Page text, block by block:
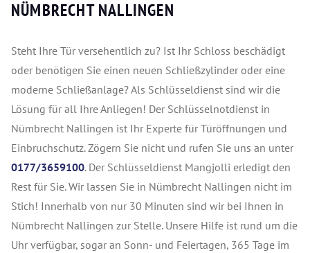
NÜMBRECHT NALLINGEN
Steht Ihre Tür versehentlich zu? Ist Ihr Schloss beschädigt
oder benötigen Sie einen neuen Schließzylinder oder eine
moderne Schließanlage? Als Schlüsseldienst sind wir die
Lösung für all Ihre Anliegen! Der Schlüsselnotdienst in
Nümbrecht Nallingen ist Ihr Experte für Türöffnungen und
Einbruchschutz. Zögern Sie nicht und rufen Sie uns an unter
0177/3659100. Der Schlüsseldienst Mangjolli erledigt den
Rest für Sie. Wir lassen Sie in Nümbrecht Nallingen nicht im
Stich! Innerhalb von nur 30 Minuten sind wir bei Ihnen in
Nümbrecht Nallingen zur Stelle. Unsere Hilfe ist rund um die
Uhr verfügbar, sogar an Sonn- und Feiertagen, 365 Tage im